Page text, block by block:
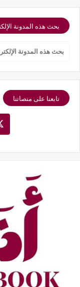
بحث هذه المدونة
تابعنا على منصاتنا